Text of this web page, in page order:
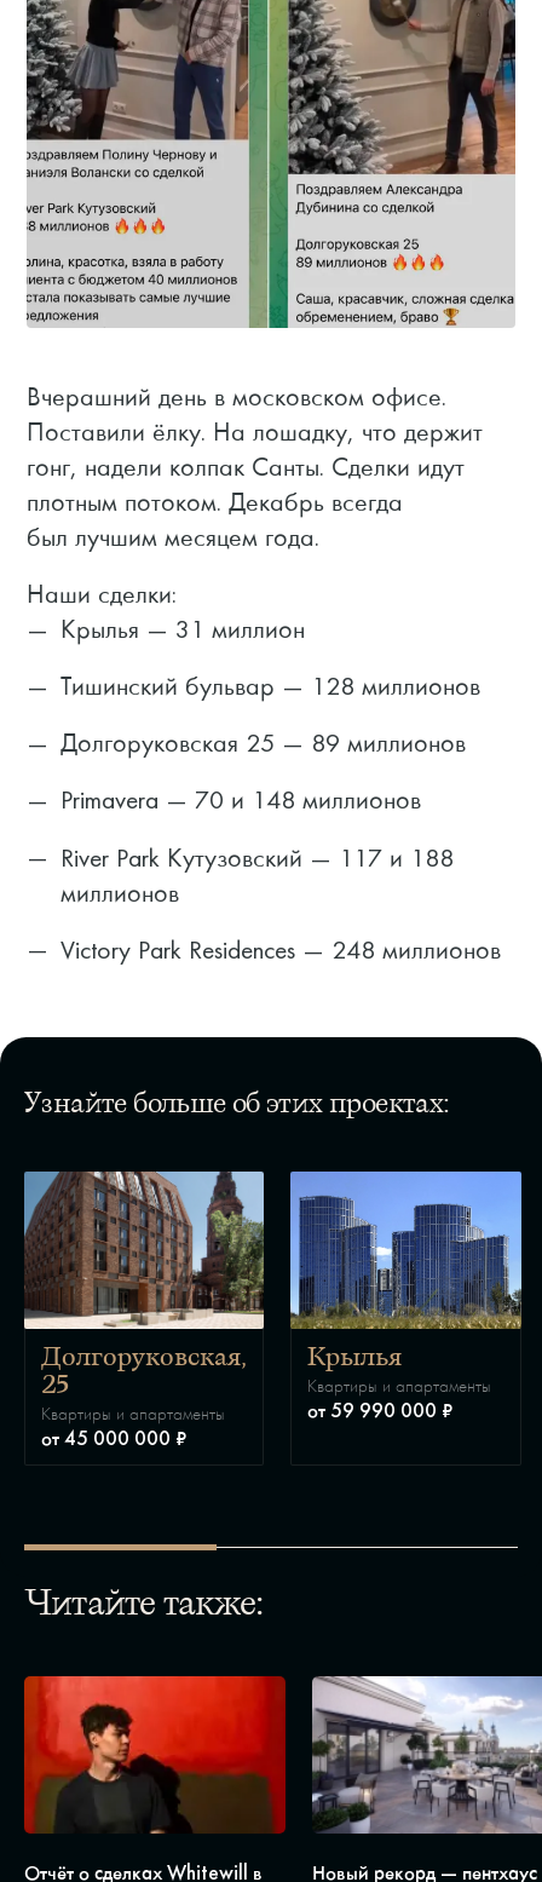
Вчерашний день в московском офисе.
Поставили ёлку. На лошадку, что держит
гонг, надели колпак Санты. Сделки идут
плотным потоком. Декабрь всегда
был лучшим месяцем года.
Наши сделки:
Крылья — 31 миллион
Тишинский бульвар — 128 миллионов
Долгоруковская 25 — 89 миллионов
Primavera — 70 и 148 миллионов
River Park Кутузовский — 117 и 188
миллионов
Victory Park Residences — 248 миллионов
Узнайте больше об этих проектах:
Долгоруковская,
25
Квартиры и апартаменты
от 45 000 000 ₽
Крылья
Квартиры и апартаменты
от 59 990 000 ₽
Читайте также:
Отчёт о сделках Whitewill в Новый рекорд — пентхаус